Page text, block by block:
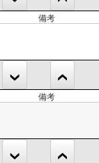
備考
備考